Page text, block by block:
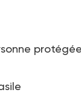
protégée